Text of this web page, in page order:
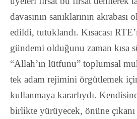
davasının sanıklarının
edildi, tutuklandı. Kısacası
gündemi olduğunu zaman kısa
“Allah’ın lütfunu” toplumsal
tek adam rejimini örgütlemek
kullanmaya kararlıydı.
birlikte yürüyecek, önüne